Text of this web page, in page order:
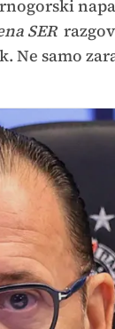
SER
Ne samo